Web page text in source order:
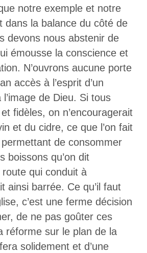
notre exemple et notre
dans la balance du côté de
devons nous abstenir de
émousse la conscience et
N’ouvrons aucune porte
accès à l’esprit d’un
de Dieu. Si tous
fidèles, on n’encouragerait
et du cidre, ce que l’on fait
de consommer
boissons qu’on dit
qui conduit à
ainsi barrée. Ce qu’il faut
c’est une ferme décision
de ne pas goûter ces
réforme sur le plan de la
solidement et d’une